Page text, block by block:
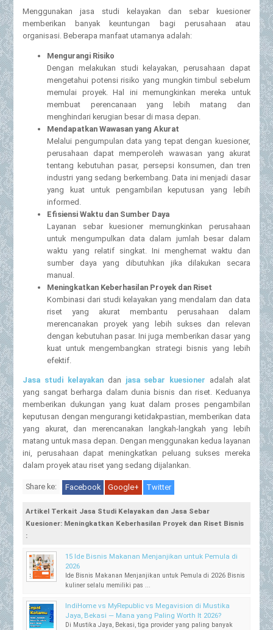
Menggunakan jasa studi kelayakan dan sebar kuesioner
memberikan banyak keuntungan bagi perusahaan atau
organisasi. Beberapa manfaat utamanya adalah:
Mengurangi Risiko
Dengan melakukan studi kelayakan, perusahaan dapat
mengetahui potensi risiko yang mungkin timbul sebelum
memulai proyek. Hal ini memungkinkan mereka untuk
membuat perencanaan yang lebih matang dan
menghindari kerugian besar di masa depan.
Mendapatkan Wawasan yang Akurat
Melalui pengumpulan data yang tepat dengan kuesioner,
perusahaan dapat memperoleh wawasan yang akurat
tentang kebutuhan pasar, persepsi konsumen, dan tren
industri yang sedang berkembang. Data ini menjadi dasar
yang kuat untuk pengambilan keputusan yang lebih
informed.
Efisiensi Waktu dan Sumber Daya
Layanan sebar kuesioner memungkinkan perusahaan
untuk mengumpulkan data dalam jumlah besar dalam
waktu yang relatif singkat. Ini menghemat waktu dan
sumber daya yang dibutuhkan jika dilakukan secara
manual.
Meningkatkan Keberhasilan Proyek dan Riset
Kombinasi dari studi kelayakan yang mendalam dan data
riset yang akurat membantu perusahaan dalam
merencanakan proyek yang lebih sukses dan relevan
dengan kebutuhan pasar. Ini juga memberikan dasar yang
kuat untuk mengembangkan strategi bisnis yang lebih
efektif.
Jasa studi kelayakandan jasa sebar kuesioner adalah alat
yang sangat berharga dalam dunia bisnis dan riset. Keduanya
memberikan dukungan yang kuat dalam proses pengambilan
keputusan dengan mengurangi ketidakpastian, memberikan data
yang akurat, dan merencanakan langkah-langkah yang lebih
matang untuk masa depan. Dengan menggunakan kedua layanan
ini, perusahaan dapat meningkatkan peluang sukses mereka
dalam proyek atau riset yang sedang dijalankan.
Share ke: Facebook Google+ Twitter
Artikel Terkait Jasa Studi Kelayakan dan Jasa Sebar
Kuesioner: Meningkatkan Keberhasilan Proyek dan Riset Bisnis
:
15 Ide Bisnis Makanan Menjanjikan untuk Pemula di
2026
Ide Bisnis Makanan Menjanjikan untuk Pemula di 2026 Bisnis
kuliner selalu memiliki pas ...
IndiHome vs MyRepublic vs Megavision di Mustika
Jaya, Bekasi — Mana yang Paling Worth It 2026?
Di Mustika Jaya, Bekasi, tiga provider yang paling banyak